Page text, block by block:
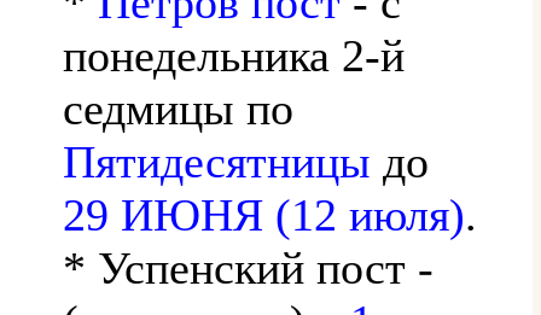
понедельника 2-й
седмицы по
Пятидесятницы до
29 ИЮНЯ (12 июля).
* Успенский пост -